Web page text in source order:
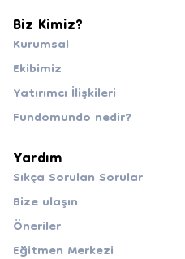
Biz Kimiz?
Kurumsal
Ekibimiz
Yatırımcı İlişkileri
Fundomundo nedir?
Yardım
Sıkça Sorulan Sorular
Bize ulaşın
Öneriler
Eğitmen Merkezi